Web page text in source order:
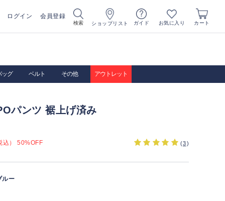
ログイン 会員登録
検索 ショップリスト ガイド お気に入り カート
ッグ ベルト その他 アウトレット
パンツ 裾上げ済み
込） 50%OFF (3)
ルー